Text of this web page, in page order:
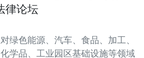
律论坛
绿色能源、汽车、食品、加工、
学品、工业园区基础设施等领域